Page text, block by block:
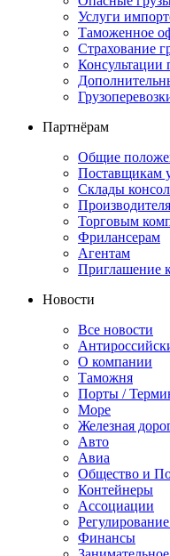
Услуги
Таможенное
Страхование
Партнёрам
Общие
Поставщикам
Склады
Торговым
Фрилансерам
Агентам
Приглашение
Новости
Все новости
О компании
Таможня
Порты /
Море
Железная
Авто
Авиа
Общество и
Контейнеры
Ассоциации
Финансы